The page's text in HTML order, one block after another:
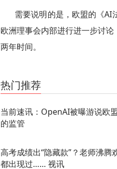
需要说明的是，欧盟的《AI
欧洲理事会内部进行进一步讨
两年时间。
热门推荐
当前速讯：OpenAI被曝游说欧
的监管
高考成绩出“隐藏款”？老师沸腾
都出现过…… 视讯